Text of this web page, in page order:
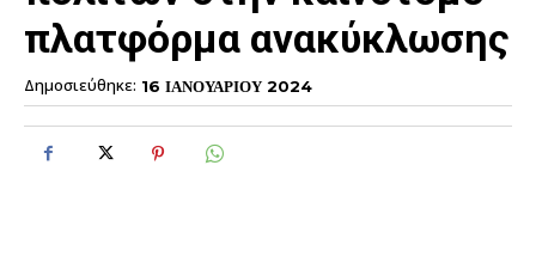
πλατφόρμα ανακύκλωσης
Δημοσιεύθηκε: 16 ΙΑΝΟΥΑΡΙΟΥ 2024